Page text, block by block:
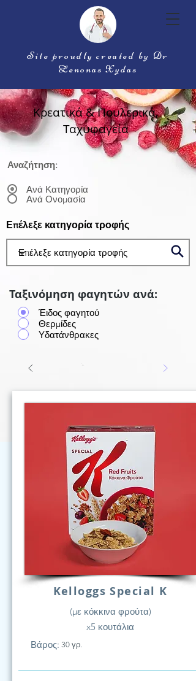
Site proudly created by Dr
Zenonas Xydas
Κρεατικά & Πουλερικά,
Ταχυφαγεία
Αναζήτηση:
Ανά Κατηγορία
Ανά Ονομασία
Επέλεξε κατηγορία τροφής
Ταξινόμηση φαγητών ανά:
Έιδος φαγητού
Θερμίδες
Υδατάνθρακες
Kelloggs Special K
(με κόκκινα φρούτα)
x5 κουτάλια
Βάρος: 30 γρ.